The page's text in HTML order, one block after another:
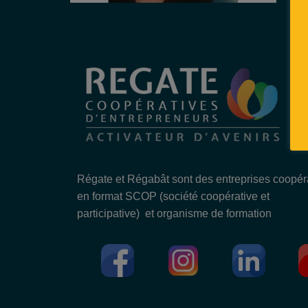
Régate et Régabât sont des entreprises
en format SCOP (société coopérative et
participative) et organisme de formation